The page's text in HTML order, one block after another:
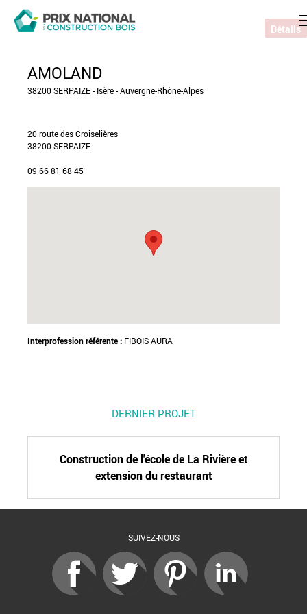
AMOLAND
38200 SERPAIZE - Isère - Auvergne-Rhône-Alpes
20 route des Croiselières
38200 SERPAIZE
09 66 81 68 45
Interprofession référente : FIBOIS AURA
DERNIER PROJET
Construction de l'école de La Rivière et
extension du restaurant
Détails
SUIVEZ-NOUS